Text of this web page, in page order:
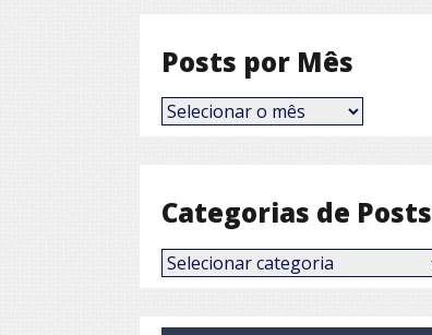
Posts por Mês
Posts
por
Categorias de Posts
Categorias
de